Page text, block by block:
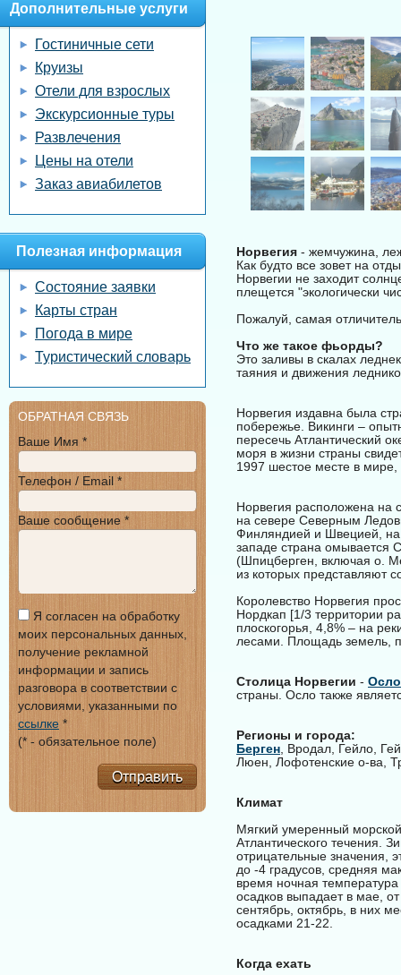
Норвегия - жемчужина,
Как будто все зовет на
Норвегии не заходит
плещется "экологически
Пожалуй, самая
Что же такое фьорды?
Это заливы в скалах
таяния и движения
Норвегия издавна была
побережье. Викинги –
пересечь Атлантический
моря в жизни страны
1997 шестое месте в
Норвегия расположена на
на севере Северным
Финляндией и Швецией, на
западе страна омывается
(Шпицберген, включая о.
из которых представляют
Королевство Норвегия
Нордкап [1/3 территории
плоскогорья, 4,8% – на
лесами. Площадь земель,
Столица Норвегии - Осло
страны. Осло также
Регионы и города:
Берген , Вродал, Гейло,
Люен, Лофотенские о-ва,
Климат
Мягкий умеренный
Атлантического течения.
отрицательные значения,
до -4 градусов, средняя
время ночная
осадков выпадает в мае,
сентябрь, октябрь, в них
осадками 21-22.
Когда ехать
Дополнительные услуги
Гостиничные сети
Круизы
Отели для взрослых
Экскурсионные туры
Развлечения
Цены на отели
Заказ авиабилетов
Полезная информация
Состояние заявки
Карты стран
Погода в мире
Туристический словарь
ОБРАТНАЯ СВЯЗЬ
Ваше Имя *
Телефон / Email *
Ваше сообщение *
Я согласен на обработку
моих персональных данных,
получение рекламной
информации и запись
разговора в соответствии с
условиями, указанными по
ссылке *
(* - обязательное поле)
Отправить